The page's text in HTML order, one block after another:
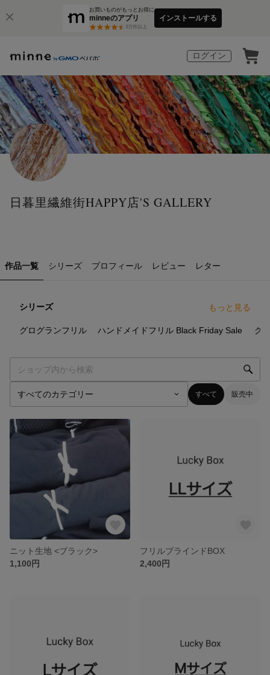
お買いものがもっとお得に
minneのアプリ
3万件以上
インストールする
ログイン
日暮里繊維街HAPPY店'S GALLERY
作品一覧 シリーズ プロフィール レビュー レター
シリーズ もっと見る
グログランフリル ハンドメイドフリル Black Friday Sale グ
すべて 販売中
ニット生地 <ブラック>
1,100円
フリルブラインドBOX
2,400円